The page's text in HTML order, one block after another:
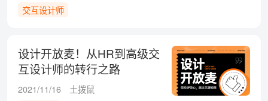
交互设计师
设计开放麦！从HR到高级交
互设计师的转行之路
2021/11/16
土拨鼠